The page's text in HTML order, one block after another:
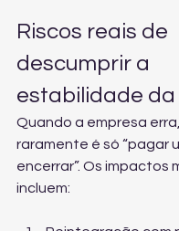
Riscos reais de
descumprir a
estabilidade
Quando a empresa
raramente é só “pagar
encerrar”. Os impactos
incluem: